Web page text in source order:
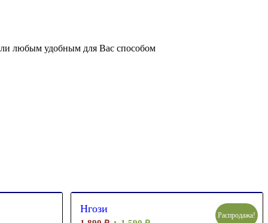
любым удобным для Вас способом
Нгози
Распродажа!